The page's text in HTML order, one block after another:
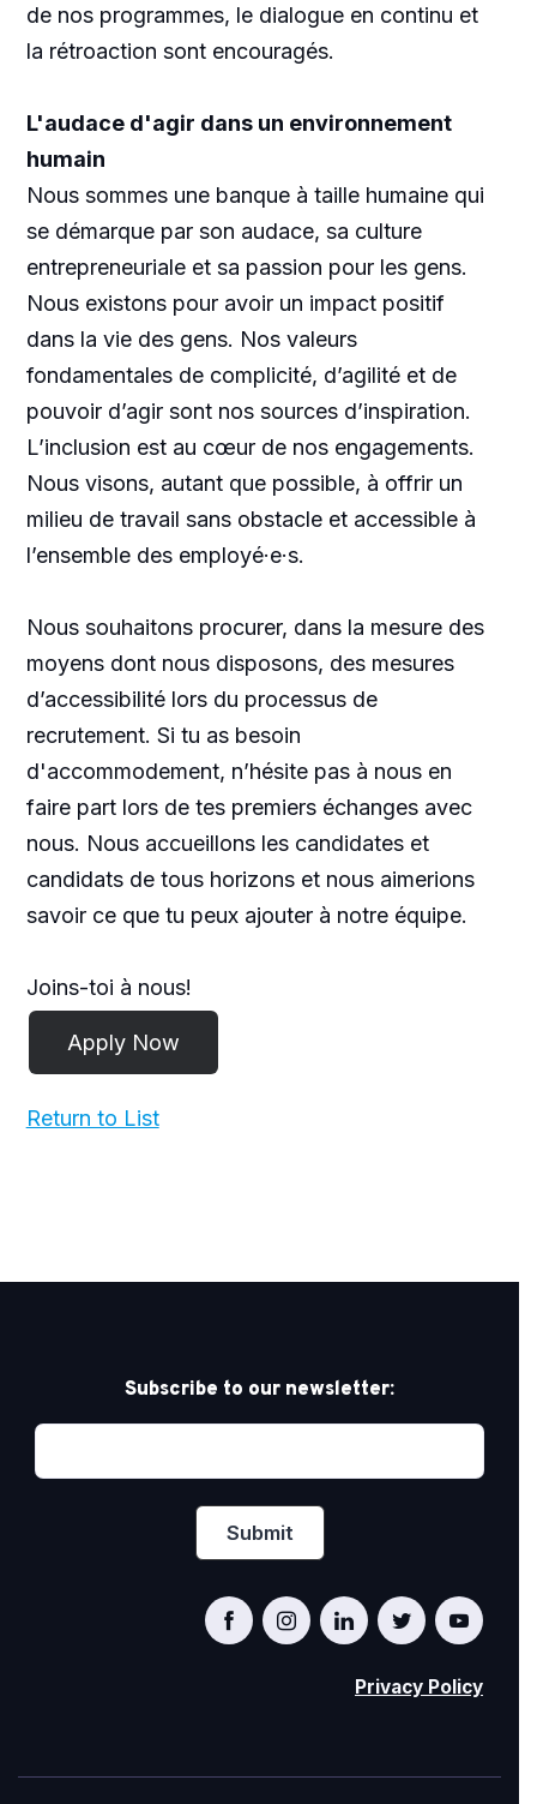
de nos programmes, le dialogue en continu et
la rétroaction sont encouragés.
L'audace d'agir dans un environnement
humain
Nous sommes une banque à taille humaine qui
se démarque par son audace, sa culture
entrepreneuriale et sa passion pour les gens.
Nous existons pour avoir un impact positif
dans la vie des gens. Nos valeurs
fondamentales de complicité, d’agilité et de
pouvoir d’agir sont nos sources d’inspiration.
L’inclusion est au cœur de nos engagements.
Nous visons, autant que possible, à offrir un
milieu de travail sans obstacle et accessible à
l’ensemble des employé·e·s.
Nous souhaitons procurer, dans la mesure des
moyens dont nous disposons, des mesures
d’accessibilité lors du processus de
recrutement. Si tu as besoin
d'accommodement, n’hésite pas à nous en
faire part lors de tes premiers échanges avec
nous. Nous accueillons les candidates et
candidats de tous horizons et nous aimerions
savoir ce que tu peux ajouter à notre équipe.
Joins-toi à nous!
Return to List
Subscribe to our newsletter:
Privacy Policy